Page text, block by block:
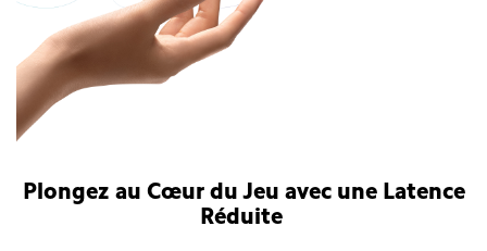
Plongez au Cœur du Jeu avec une Latence
Réduite